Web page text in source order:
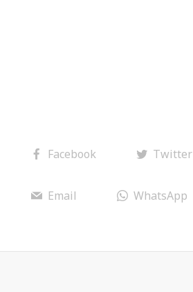
Facebook Twitter
Email WhatsApp